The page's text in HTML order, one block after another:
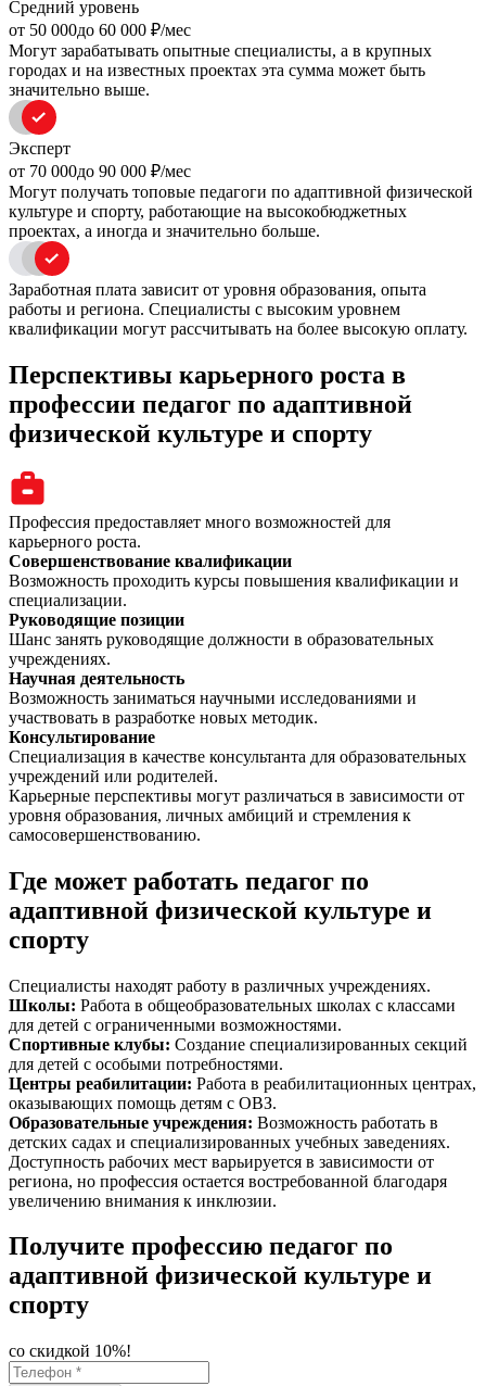
Средний уровень
oт 50 000до 60 000 ₽/мес
Могут зарабатывать опытные специалисты, а в крупных
городах и на известных проектах эта сумма может быть
значительно выше.
Эксперт
oт 70 000до 90 000 ₽/мес
Могут получать топовые педагоги по адаптивной физической
культуре и спорту, работающие на высокобюджетных
проектах, а иногда и значительно больше.
Заработная плата зависит от уровня образования, опыта
работы и региона. Специалисты с высоким уровнем
квалификации могут рассчитывать на более высокую оплату.
Перспективы карьерного роста в
профессии педагог по адаптивной
физической культуре и спорту
Профессия предоставляет много возможностей для
карьерного роста.
Совершенствование квалификации
Возможность проходить курсы повышения квалификации и
специализации.
Руководящие позиции
Шанс занять руководящие должности в образовательных
учреждениях.
Научная деятельность
Возможность заниматься научными исследованиями и
участвовать в разработке новых методик.
Консультирование
Специализация в качестве консультанта для образовательных
учреждений или родителей.
Карьерные перспективы могут различаться в зависимости от
уровня образования, личных амбиций и стремления к
самосовершенствованию.
Где может работать педагог по
адаптивной физической культуре и
спорту
Специалисты находят работу в различных учреждениях.
Школы: Работа в общеобразовательных школах с классами
для детей с ограниченными возможностями.
Спортивные клубы: Создание специализированных секций
для детей с особыми потребностями.
Центры реабилитации: Работа в реабилитационных центрах,
оказывающих помощь детям с ОВЗ.
Образовательные учреждения: Возможность работать в
детских садах и специализированных учебных заведениях.
Доступность рабочих мест варьируется в зависимости от
региона, но профессия остается востребованной благодаря
увеличению внимания к инклюзии.
Получите профессию педагог по
адаптивной физической культуре и
спорту
со скидкой 10%!